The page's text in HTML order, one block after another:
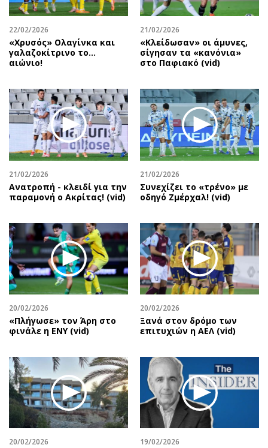
22/02/2026
«Χρυσός» Ολαγίνκα και
γαλαζοκίτρινο το…
αιώνιο!
21/02/2026
«Κλείδωσαν» οι άμυνες,
σίγησαν τα «κανόνια»
στο Παφιακό (vid)
21/02/2026
Ανατροπή - κλειδί για την
παραμονή ο Ακρίτας! (vid)
21/02/2026
Συνεχίζει το «τρένο» με
οδηγό Ζμέρχαλ! (vid)
20/02/2026
«Πλήγωσε» τον Άρη στο
φινάλε η ΕΝΥ (vid)
20/02/2026
Ξανά στον δρόμο των
επιτυχιών η ΑΕΛ (vid)
20/02/2026 19/02/2026